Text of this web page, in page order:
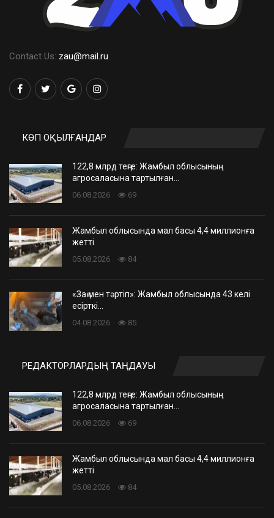
Contact Us: zau@mail.ru
КӨП ОҚЫЛҒАНДАР
122,8 млрд теңге: Жамбыл облысының
агросаласына тартылған…
06.08.2026 69
Жамбыл облысында мал басы 4,4 миллионға
жетті
05.08.2026 84
«Заң мен тәртіп»: Жамбыл облысында 43 келі
есірткі…
04.08.2026 85
РЕДАКТОРЛАРДЫҢ ТАҢДАУЫ
122,8 млрд теңге: Жамбыл облысының
агросаласына тартылған…
06.08.2026 69
Жамбыл облысында мал басы 4,4 миллионға
жетті
05.08.2026 84